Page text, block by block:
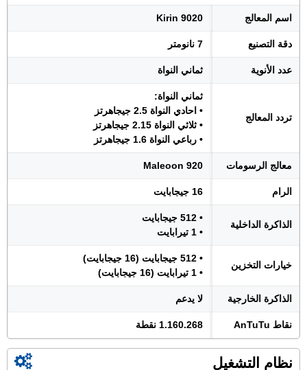
اسم المعالج Kirin 9020
دقة التصنيع 7 نانومتر
عدد الأنوية ثماني النواة
تردد المعالج
ثماني النواة:
• احادي النواة 2.5 جيجاهرتز
• ثلاثي النواة 2.15 جيجاهرتز
• رباعي النواة 1.6 جيجاهرتز
معالج الرسومات Maleoon 920
الرام 16 جيجابايت
الذاكرة الداخلية
• 512 جيجابايت
• 1 تيرابايت
خيارات التخزين
• 512 جيجابايت (16 جيجابايت)
• 1 تيرابايت (16 جيجابايت)
الذاكرة الخارجية لا يدعم
نقاط AnTuTu 1.160.268 نقطة
نظام التشغيل